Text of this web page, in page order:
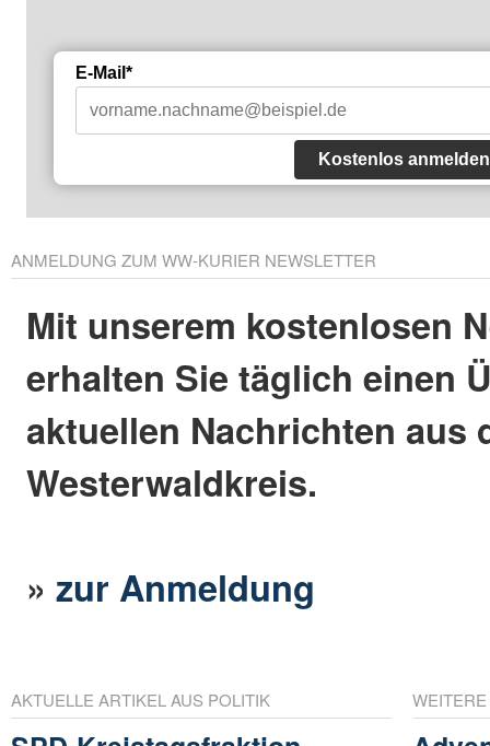
E-Mail*
Kostenlos anmelden
ANMELDUNG ZUM WW-KURIER NEWSLETTER
Mit unserem kostenlosen
erhalten Sie täglich einen
aktuellen Nachrichten aus
Westerwaldkreis.
»zur Anmeldung
AKTUELLE ARTIKEL AUS POLITIK